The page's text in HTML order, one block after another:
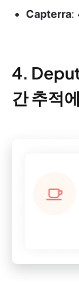
Capterra:
4.
간 추적